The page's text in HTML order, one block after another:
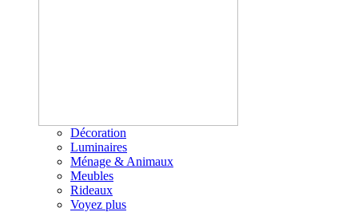
Décoration
Luminaires
Ménage & Animaux
Meubles
Rideaux
Voyez plus